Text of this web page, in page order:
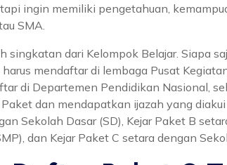
ingin memiliki pengetahuan,
SMA.
singkatan dari Kelompok Belajar. Siapa
harus mendaftar di lembaga Pusat
di Departemen Pendidikan Nasional,
Paket dan mendapatkan ijazah yang
Sekolah Dasar (SD), Kejar Paket B
dan Kejar Paket C setara dengan